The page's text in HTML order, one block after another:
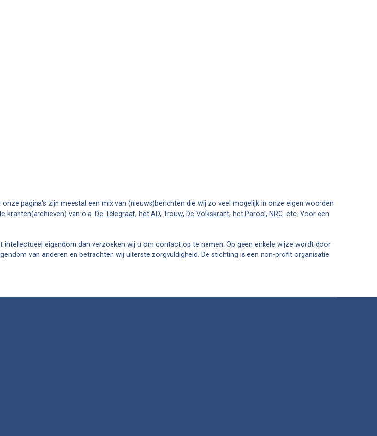
pagina's zijn meestal een mix van (nieuws)berichten die wij zo veel mogelijk in onze eigen woorden
kranten(archieven) van o.a.
De Telegraaf, het AD, Trouw, De Volkskrant, het Parool , NRC etc. Voor een
eigendom dan verzoeken wij u om contact op te nemen. Op geen enkele wijze wordt door
van anderen en betrachten wij uiterste zorgvuldigheid. De stichting is een non-profit organisatie